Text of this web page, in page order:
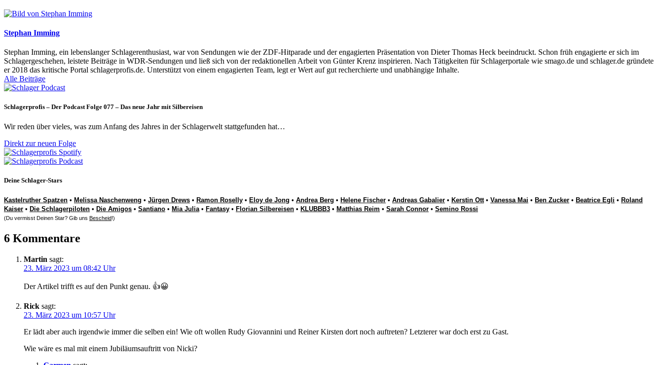
Stephan Imming
Stephan Imming, ein lebenslanger Schlagerenthusiast, war von Sendungen wie der ZDF-Hitparade und der engagierten Präsentation von Dieter Thomas Heck beeindruckt. Schon früh engagierte er sich im
Schlagergeschehen, leistete Beiträge in WDR-Sendungen und ließ sich von der redaktionellen Arbeit von Günter Krenz inspirieren. Nach Tätigkeiten für Schlagerportale wie smago.de und schlager.de gründete
er 2018 das kritische Portal schlagerprofis.de. Unterstützt von einem engagierten Team, legt er Wert auf gut recherchierte und unabhängige Inhalte.
Alle Beiträge
Schlagerprofis – Der Podcast Folge 077 – Das neue Jahr mit Silbereisen
Wir reden über vieles, was zum Anfang des Jahres in der Schlagerwelt stattgefunden hat…
Direkt zur neuen Folge
Deine Schlager-Stars
Kastelruther Spatzen • Melissa Naschenweng • Jürgen Drews • Ramon Roselly • Eloy de Jong • Andrea Berg • Helene Fischer • Andreas Gabalier • Kerstin Ott• Vanessa Mai • Ben Zucker • Beatrice Egli • Roland
Kaiser • Die Schlagerpiloten • Die Amigos • Santiano • Mia Julia• Fantasy • Florian Silbereisen • KLUBBB3 • Matthias Reim • Sarah Connor • Semino Rossi
(Du vermisst Deinen Star? Gib uns Bescheid!)
6 Kommentare
Martin sagt:
23. März 2023 um 08:42 Uhr
Der Artikel trifft es auf den Punkt genau. 👍😀
Rick sagt:
23. März 2023 um 10:57 Uhr
Er lädt aber auch irgendwie immer die selben ein! Wie oft wollen Rudy Giovannini und Reiner Kirsten dort noch auftreten? Letzterer war doch erst zu Gast.
Wie wäre es mal mit einem Jubiläumsauftritt von Nicki?